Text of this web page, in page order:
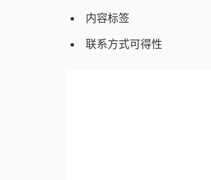
内容标签
联系方式可得性